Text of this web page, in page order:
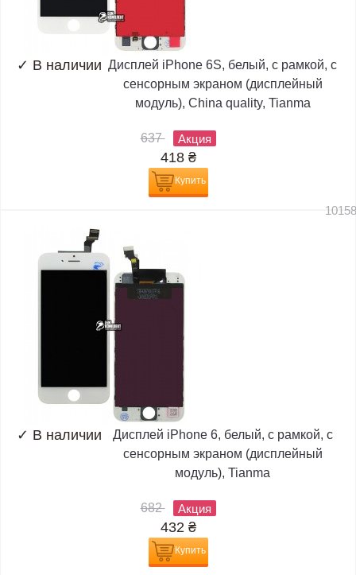
✓ В наличии Дисплей iPhone 6S, белый, с рамкой, с
сенсорным экраном (дисплейный
модуль), China quality, Tianma
637 Акция
418 ₴
Купить
✓ В наличии
Дисплей iPhone 6, белый, с рамкой, с
сенсорным экраном (дисплейный
модуль), Tianma
682 Акция
432 ₴
Купить